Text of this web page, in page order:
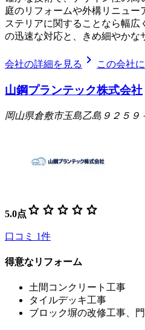
庭のリフォームや外構リニュー
ステリアに関することなら幅
の迅速な対応と、きめ細やかな
会社の詳細を見る chevron_right この会社
山鋼プランテック株式会社
岡山県倉敷市玉島乙島９２５９
5.0点 star star star star star
口コミ 1件
得意なリフォーム
土間コンクリート工事
タイルデッキ工事
ブロック塀の改修工事、